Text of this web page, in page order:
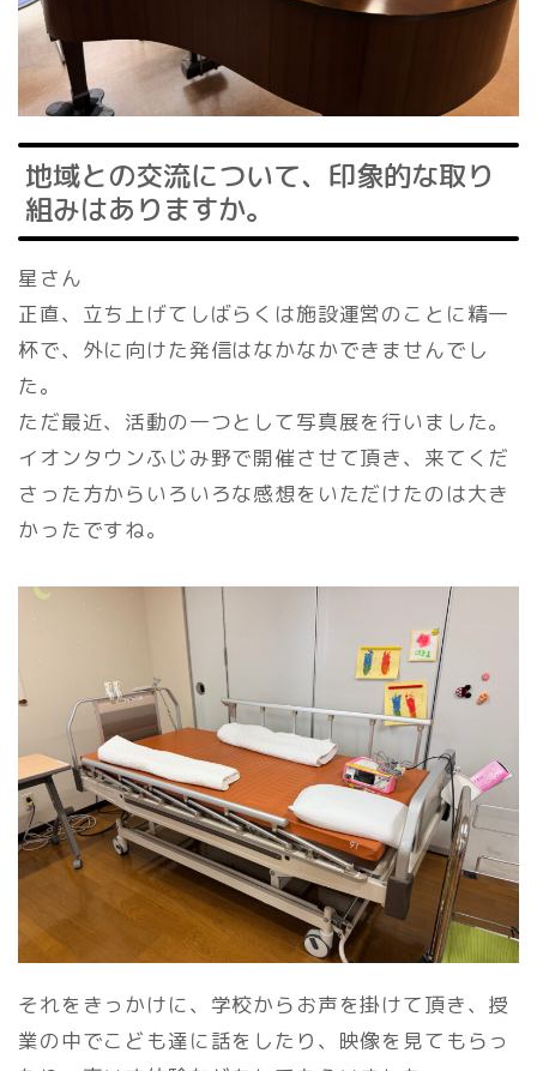
地域との交流について、印象的な取り
組みはありますか。
星さん
正直、立ち上げてしばらくは施設運営のことに精一
杯で、外に向けた発信はなかなかできませんでし
た。
ただ最近、活動の一つとして写真展を行いました。
イオンタウンふじみ野で開催させて頂き、来てくだ
さった方からいろいろな感想をいただけたのは大き
かったですね。
それをきっかけに、学校からお声を掛けて頂き、授
業の中でこども達に話をしたり、映像を見てもらっ